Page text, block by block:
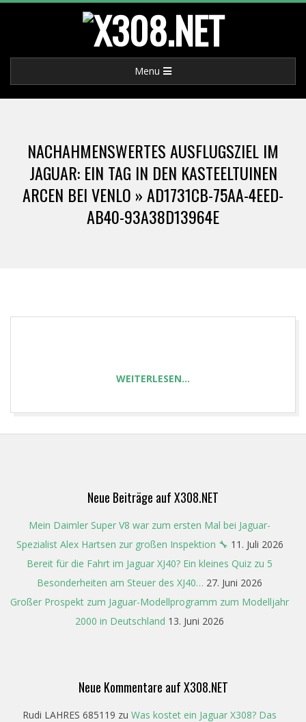
X
3
8
T
Navigation
Menu
NACHAHMENSWERTES AUSFLUGSZIEL IM
JAGUAR: EIN TAG IN DEN KASTEELTUINEN
ARCEN BEI VENLO »AD1731CB-75AA-4EED-
AB40-93A38D13964E
WEITERLESEN…
Neue Beiträge auf X308.NET
Mein Daimler Super V8 war zum ersten Mal bei Jaguar-
Spezialist Alex Hartsen zur großen Inspektion 🔧 11. Juli 2026
Bereit für die Fahrt im Jaguar XJ40? Ein kleines Quiz zu 5
Besonderheiten am Steuer des XJ40… 27. Juni 2026
Großer Prospekt zum Jaguar-Modellprogramm zum Modelljahr
2000 in Deutschland 13. Juni 2026
Neue Kommentare auf X308.NET
Rudi LAHRES 685119 zu Was kostet ein Jaguar X308? Das